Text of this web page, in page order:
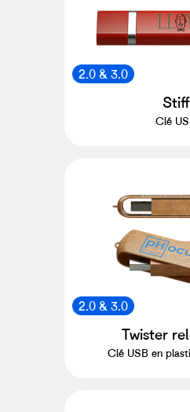
2.0 & 3.0
Stiff
Clé
2.0 & 3.0
Twister
Clé USB en